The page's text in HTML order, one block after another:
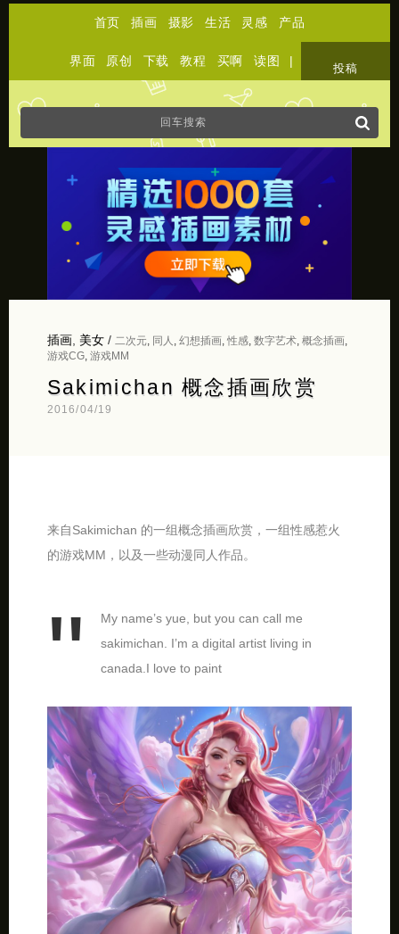
首页 插画 摄影 生活 灵感 产品
界面 原创 下载 教程 买啊 读图 |
投稿
插画, 美女/ 二次元, 同人 幻想插画, 性感, 数字艺术, 概念插画,
游戏CG, 游戏MM
Sakimichan 概念插画欣赏
2016/04/19
来自Sakimichan 的一组概念插画欣赏，一组性感惹火
的游戏MM，以及一些动漫同人作品。
My name’s yue, but you can call me
sakimichan. I’m a digital artist living in
canada.I love to paint